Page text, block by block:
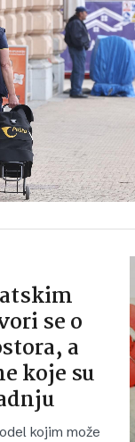
se o
a
koje su
kojim može